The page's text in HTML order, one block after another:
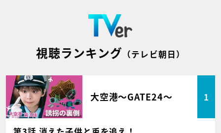
視聴ランキング （テレビ朝日）
大空港～GATE24～ 1